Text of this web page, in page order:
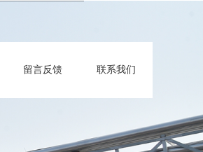
留言反馈 联系我们